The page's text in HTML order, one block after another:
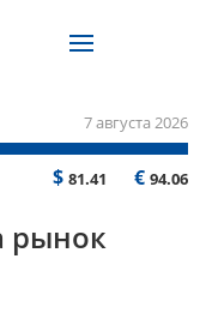
7 августа 2026
$ 81.41 € 94.06
рынок